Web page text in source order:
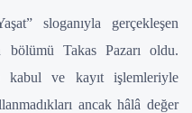
sloganıyla gerçekleşen
bölümü Takas Pazarı oldu.
kabul ve kayıt işlemleriyle
ancak hâlâ değer